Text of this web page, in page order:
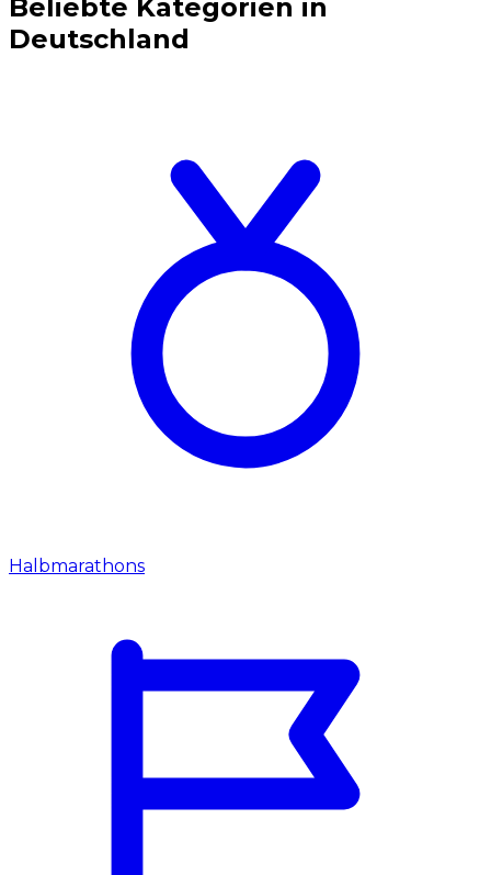
Beliebte Kategorien in
Deutschland
Halbmarathons